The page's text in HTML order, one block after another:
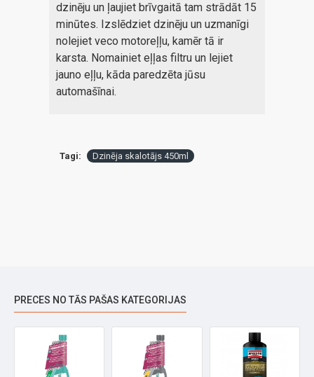
dzinēju un ļaujiet brīvgaitā tam strādāt 15
minūtes. Izslēdziet dzinēju un uzmanīgi
nolejiet veco motoreļļu, kamēr tā ir
karsta. Nomainiet eļļas filtru un lejiet
jauno eļļu, kāda paredzēta jūsu
automašīnai.
Tagi: Dzinēja skalotājs 450ml
PRECES NO TĀS PAŠAS KATEGORIJAS